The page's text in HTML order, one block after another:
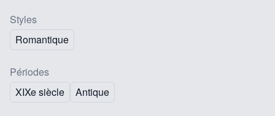
Styles
Romantique
Périodes
XIXe siècle
Antique